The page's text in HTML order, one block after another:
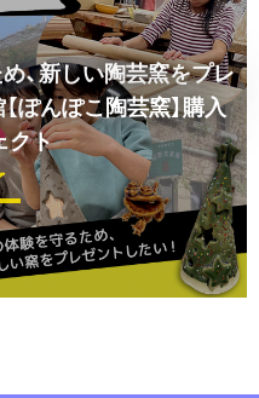
、新しい陶芸窯をプレ
ぽんぽこ陶芸窯】購入
クト